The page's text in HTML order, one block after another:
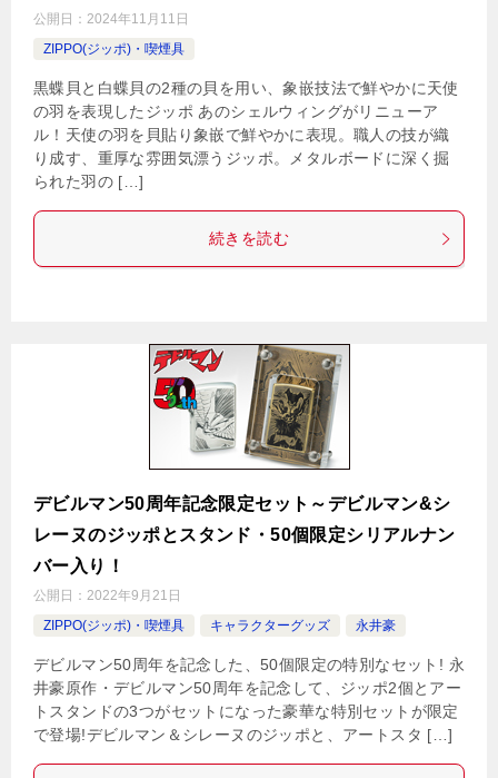
公開日： 2024年11月11日
ZIPPO(ジッポ)・喫煙具
黒蝶貝と白蝶貝の2種の貝を用い、象嵌技法で鮮やかに天使
の羽を表現したジッポ あのシェルウィングがリニューア
ル！天使の羽を貝貼り象嵌で鮮やかに表現。職人の技が織
り成す、重厚な雰囲気漂うジッポ。メタルボードに深く掘
られた羽の […]
続きを読む
デビルマン50周年記念限定セット～デビルマン&シ
レーヌのジッポとスタンド・50個限定シリアルナン
バー入り！
公開日： 2022年9月21日
ZIPPO(ジッポ)・喫煙具
キャラクターグッズ 永井豪
デビルマン50周年を記念した、50個限定の特別なセット! 永
井豪原作・デビルマン50周年を記念して、ジッポ2個とアー
トスタンドの3つがセットになった豪華な特別セットが限定
で登場!デビルマン＆シレーヌのジッポと、アートスタ […]